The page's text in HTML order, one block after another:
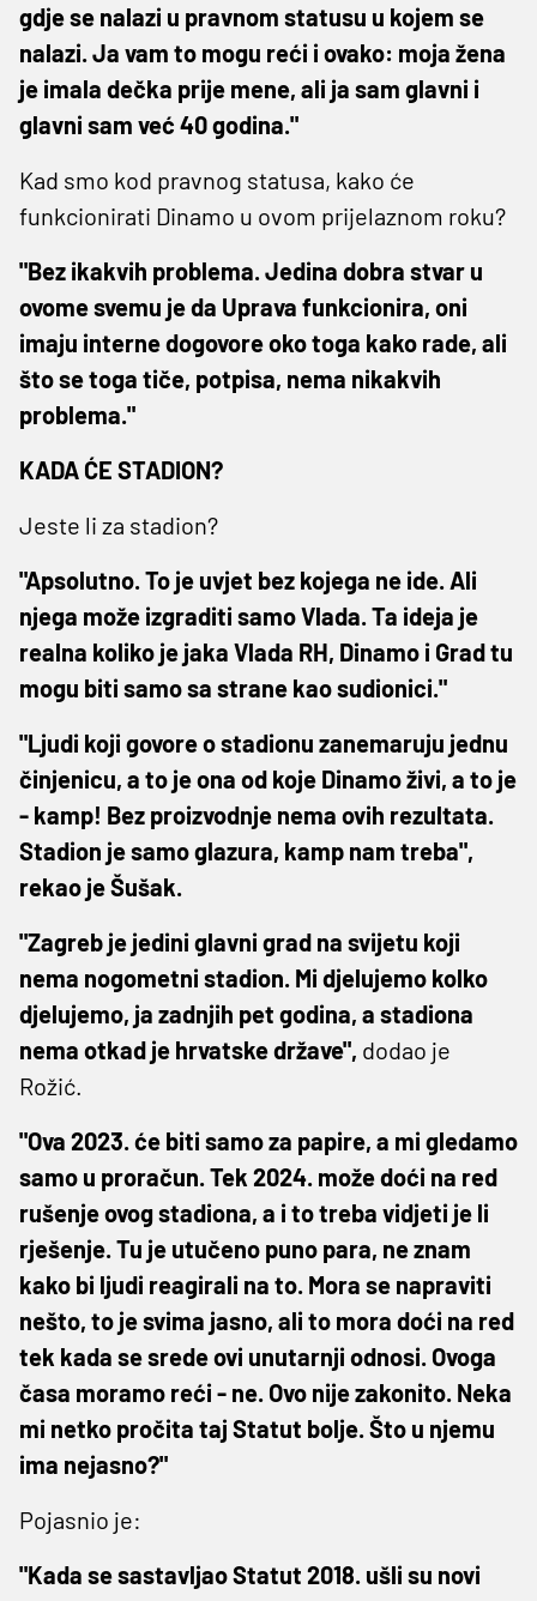
gdje se nalazi u pravnom statusu u kojem se
nalazi. Ja vam to mogu reći i ovako: moja žena
je imala dečka prije mene, ali ja sam glavni i
glavni sam već 40 godina."
Kad smo kod pravnog statusa, kako će
funkcionirati Dinamo u ovom prijelaznom roku?
"Bez ikakvih problema. Jedina dobra stvar u
ovome svemu je da Uprava funkcionira, oni
imaju interne dogovore oko toga kako rade, ali
što se toga tiče, potpisa, nema nikakvih
problema."
KADA ĆE STADION?
Jeste li za stadion?
"Apsolutno. To je uvjet bez kojega ne ide. Ali
njega može izgraditi samo Vlada. Ta ideja je
realna koliko je jaka Vlada RH, Dinamo i Grad tu
mogu biti samo sa strane kao sudionici."
"Ljudi koji govore o stadionu zanemaruju jednu
činjenicu, a to je ona od koje Dinamo živi, a to je
- kamp! Bez proizvodnje nema ovih rezultata.
Stadion je samo glazura, kamp nam treba",
rekao je Šušak.
"Zagreb je jedini glavni grad na svijetu koji
nema nogometni stadion. Mi djelujemo kolko
djelujemo, ja zadnjih pet godina, a stadiona
nema otkad je hrvatske države", dodao je
Rožić.
"Ova 2023. će biti samo za papire, a mi gledamo
samo u proračun. Tek 2024. može doći na red
rušenje ovog stadiona, a i to treba vidjeti je li
rješenje. Tu je utučeno puno para, ne znam
kako bi ljudi reagirali na to. Mora se napraviti
nešto, to je svima jasno, ali to mora doći na red
tek kada se srede ovi unutarnji odnosi. Ovoga
časa moramo reći - ne. Ovo nije zakonito. Neka
mi netko pročita taj Statut bolje. Što u njemu
ima nejasno?"
Pojasnio je:
"Kada se sastavljao Statut 2018. ušli su novi